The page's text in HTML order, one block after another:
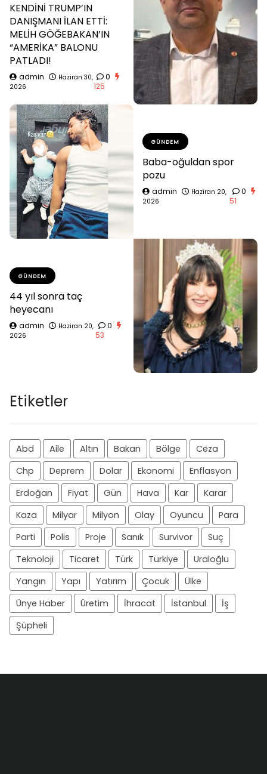
KENDİNİ TRUMP’IN
DANIŞMANI İLAN ETTİ:
MELİH GÖĞEBAKAN’IN
“AMERİKA” BALONU
PATLADI!
admin
Haziran 30,
2026
0
125
GÜNDEM
Baba-oğuldan spor
pozu
admin
Haziran 20,
2026
0
51
GÜNDEM
44 yıl sonra taç
heyecanı
admin
Haziran 20,
2026
0
53
Etiketler
Abd Aile Altın Bakan Bölge
Ceza
Chp
Deprem Dolar Ekonomi
Enflasyon
Erdoğan
Fiyat Gün Hava Kar
Karar
Kaza
Milyar Milyon Olay Oyuncu
Para
Parti
Polis Proje Sanık Survivor
Suç
Teknoloji
Ticaret Türk Türkiye
Uraloğlu
Yangın
Yapı Yatırım Çocuk
Ülke
Ünye Haber
Üretim İhracat İstanbul
İş
Şüpheli